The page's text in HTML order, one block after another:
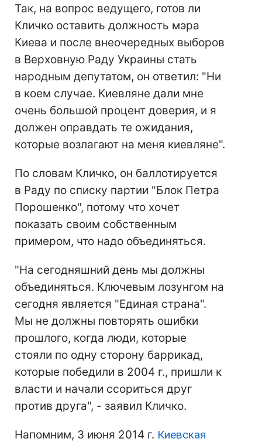
Так, на вопрос ведущего, готов ли
Кличко оставить должность мэра
Киева и после внеочередных выборов
в Верховную Раду Украины стать
народным депутатом, он ответил: "Ни
в коем случае. Киевляне дали мне
очень большой процент доверия, и я
должен оправдать те ожидания,
которые возлагают на меня киевляне".
По словам Кличко, он баллотируется
в Раду по списку партии "Блок Петра
Порошенко", потому что хочет
показать своим собственным
примером, что надо объединяться.
"На сегодняшний день мы должны
объединяться. Ключевым лозунгом на
сегодня является "Единая страна".
Мы не должны повторять ошибки
прошлого, когда люди, которые
стояли по одну сторону баррикад,
которые победили в 2004 г., пришли к
власти и начали ссориться друг
против друга", - заявил Кличко.
Напомним, 3 июня 2014 г. Киевская